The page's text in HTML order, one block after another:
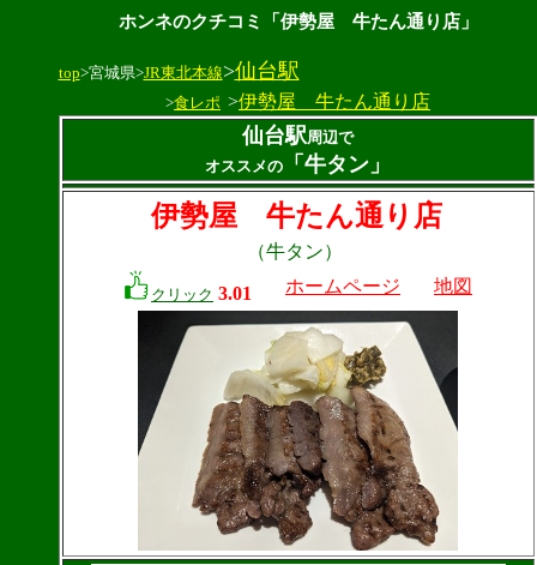
ホンネのクチコミ「伊勢屋 牛たん通り店」
top>宮城県>JR東北本線>仙台駅
>食レポ >伊勢屋 牛たん通り店
仙台駅周辺で
オススメの
「牛タン」
伊勢屋 牛たん通り店
（牛タン）
クリック 3.01 ホームページ 地図